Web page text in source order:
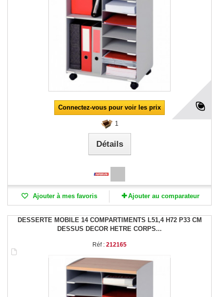
Connectez-vous pour voir les prix
1
Détails
Ajouter à mes favoris Ajouter au comparateur
DESSERTE MOBILE 14 COMPARTIMENTS L51,4 H72 P33 CM
DESSUS DECOR HETRE CORPS...
Réf : 212165